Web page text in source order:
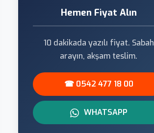
Hemen Fiyat Alın
10 dakikada yazılı fiyat. Sabah
arayın, akşam teslim.
☎ 0542 477 18 00
WHATSAPP